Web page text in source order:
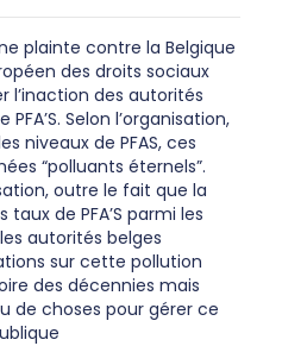
plainte contre la Belgique
des droits sociaux
l’inaction des autorités
Selon l’organisation,
niveaux de PFAS, ces
“polluants éternels”.
outre le fait que la
de PFA’S parmi les
autorités belges
sur cette pollution
des décennies mais
de choses pour gérer ce